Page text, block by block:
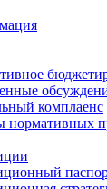
комплаенс
нормативных